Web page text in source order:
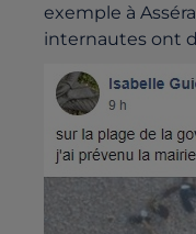
exemple à
internautes ont